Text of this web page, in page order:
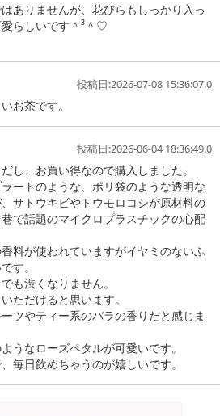
報」に記載されている「注意事項」を
お受けできません。
確認いただき、お届けする商品セット
でお申し込みください。
ューアル(成分など含む)等により、参考
ードなど、お届け商品と多少異なる場
ありませんが、花びらもしっかり入っ
らしいです＾³＾♡
投稿日:2026-07-08 15:36:07.0
お茶です。
投稿日:2026-06-04 18:36:49.0
し、お買い得なので購入しました。
ートのような、ポリ袋のような透明な
サトウキビやトウモロコシが原材料の
で話題のマイクロプラスチックの心配
料が使われていますがイヤミのないふ
す。
も渋くなりません。
ただけると思います。
ツやティー系のバラの香りだと感じま
うなローズペタルが可愛いです。
毎日飲めちゃうのが嬉しいです。